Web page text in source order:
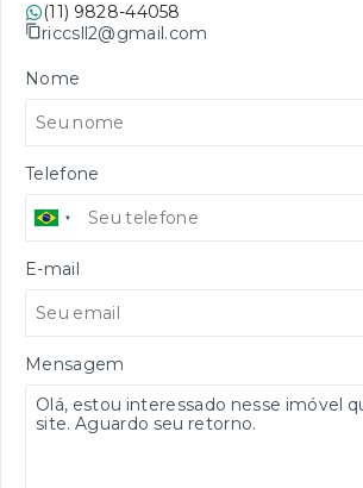
(11) 9828-44058
riccsll2@gmail.com
Nome
Telefone
E-mail
Mensagem